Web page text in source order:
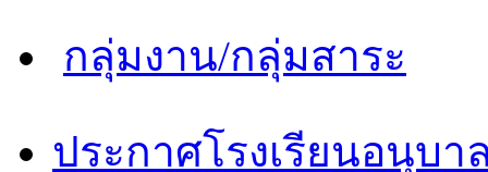
กลุ่มงาน/กลุ่มสาระ
ประกาศโรงเรียนอนุ